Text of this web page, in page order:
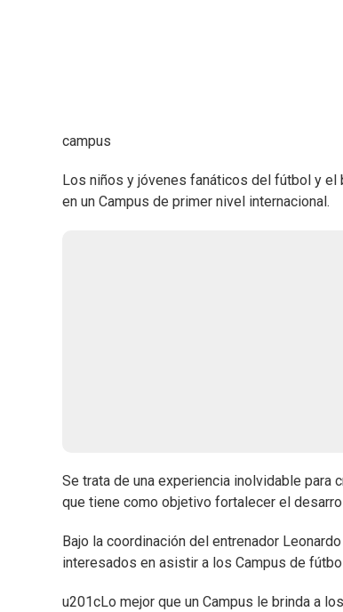
campus
Los niños y jóvenes fanáticos del fútbol y
en un Campus de primer nivel internacional.
Se trata de una experiencia inolvidable para
que tiene como objetivo fortalecer el
Bajo la coordinación del entrenador
interesados en asistir a los Campus de
u201cLo mejor que un Campus le brinda a